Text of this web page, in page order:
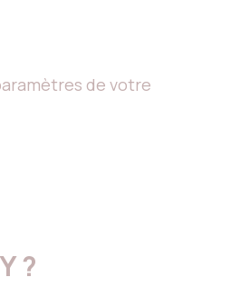
de votre
?